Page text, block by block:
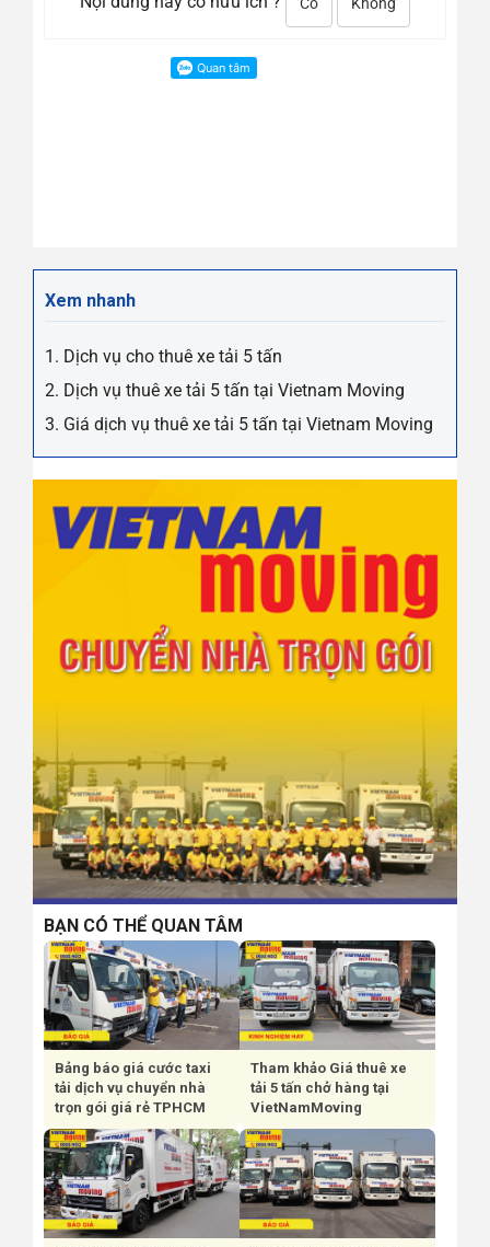
Xem nhanh
1. Dịch vụ cho thuê xe tải 5 tấn
2. Dịch vụ thuê xe tải 5 tấn tại Vietnam Moving
3. Giá dịch vụ thuê xe tải 5 tấn tại Vietnam Moving
BẠN CÓ THỂ QUAN TÂM
Bảng báo giá cước taxi
tải dịch vụ chuyển nhà
trọn gói giá rẻ TPHCM
Tham khảo Giá thuê xe
tải 5 tấn chở hàng tại
VietNamMoving